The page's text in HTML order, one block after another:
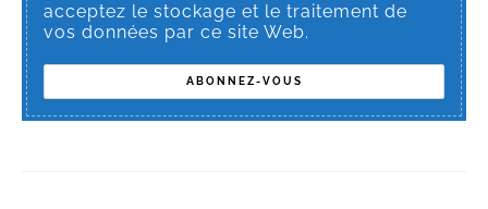
acceptez le stockage et le traitement de
vos données par ce site Web.